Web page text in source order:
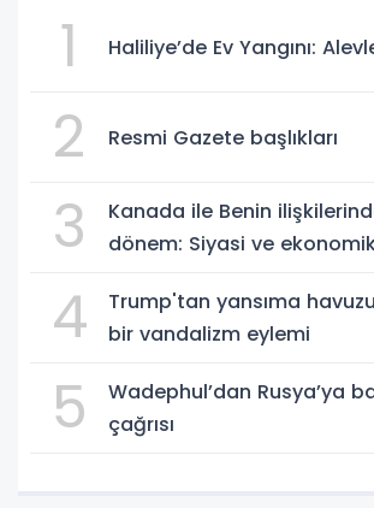
1 Haliliye’de Ev Yangını:
2 Resmi Gazete başlıkları
3
Kanada ile Benin
dönem: Siyasi ve
4
Trump'tan yansıma
bir vandalizm eylemi
5
Wadephul’dan Rusya’ya
çağrısı